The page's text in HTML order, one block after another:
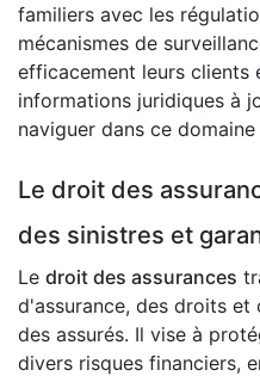
familiers avec les
mécanismes de
efficacement leurs clients
informations juridiques à
naviguer dans ce
Le droit des
des sinistres et
Le droit des assurances
d'assurance, des droits et
des assurés. Il vise à
divers risques financiers,